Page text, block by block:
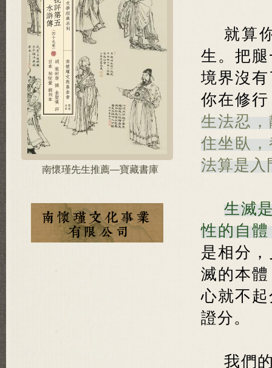
南懷瑾先生推薦—寶藏書庫
就算
生。把
境界沒
你在修
生法忍
住坐臥
法算是入
生滅
性的自
是相分
滅的本
心就不
證分。
我們